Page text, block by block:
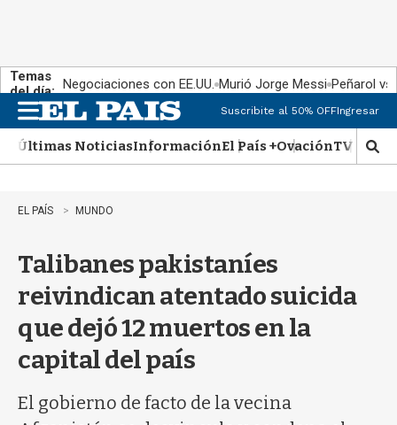
Temas
del día: Negociaciones con EE.UU. Murió Jorge Messi Peñarol
n
u
Suscribite al 50% OFFIngresar
Últimas NoticiasInformaciónEl País +OvaciónTV Show
M
o
EL PAÍS MUNDO
Talibanes pakistaníes
reivindican atentado suicida
que dejó 12 muertos en la
capital del país
El gobierno de facto de la vecina